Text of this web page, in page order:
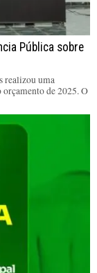
Pública sobre
realizou uma
de 2025. O